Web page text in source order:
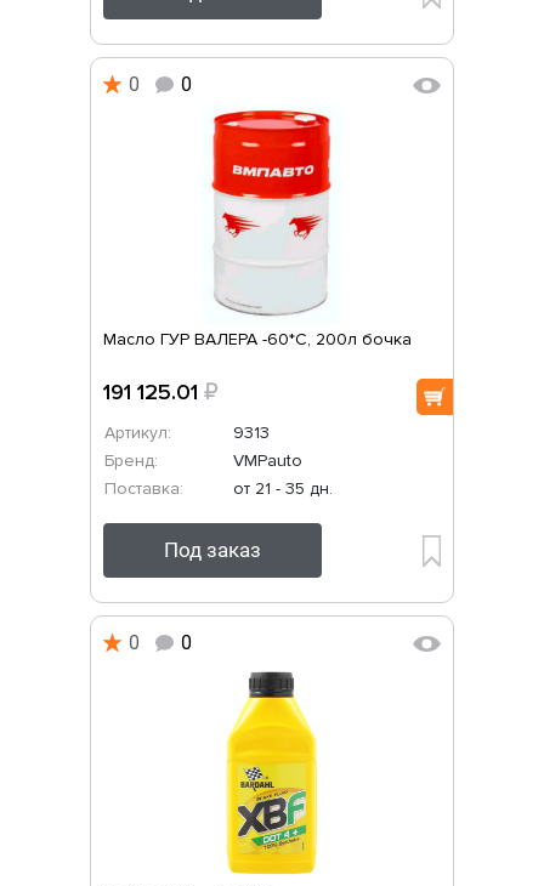
0 0
Масло ГУР ВАЛЕРА -60*С, 200л бочка
191 125.01 ₽
Артикул:
9313
Бренд:
VMPauto
Поставка:
от 21 - 35 дн.
Под заказ
0 0